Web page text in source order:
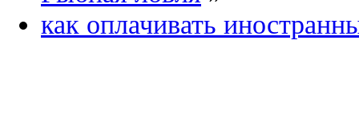
как оплачивать